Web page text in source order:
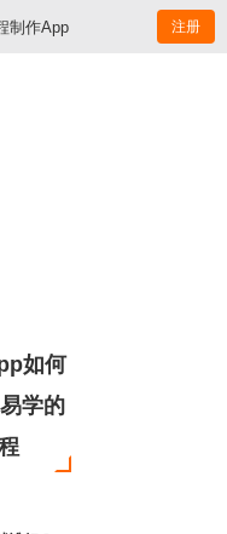
制作App 注册
如何
学的